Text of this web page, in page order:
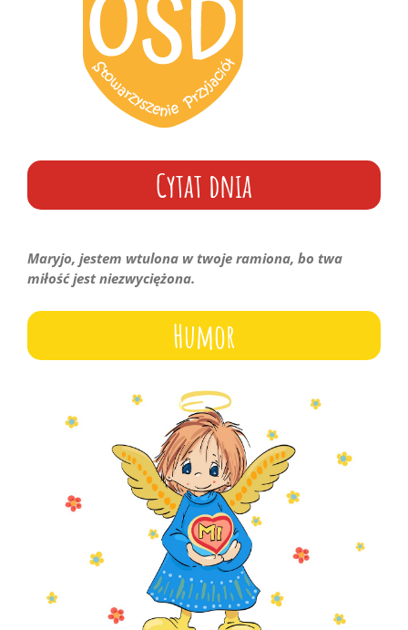
Cytat dnia
Maryjo, jestem wtulona w twoje ramiona, bo twa
miłość jest niezwyciężona.
Humor